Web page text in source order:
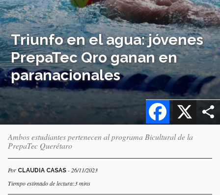
Triunfo en el agua: jóvenes
PrepaTec Qro ganan en
paranacionales
X
Facebook
Ambos estudiantes pertenecen al programa Bicultural de la
PrepaTec Querétaro
Por CLAUDIA CASAS - 26/11/2023
Tiempo estimado de lectura:3 mins